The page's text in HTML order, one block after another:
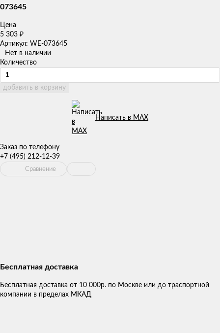
073645
Цена
5 303 ₽
Артикул: WE-073645
Нет в наличии
Количество
добавить в корзину
Написать в MAX
Заказ по телефону
+7 (495) 212-12-39
Сравнение
Бесплатная доставка
Бесплатная доставка от 10 000р. по Москве или до траспортной
компании в пределах МКАД